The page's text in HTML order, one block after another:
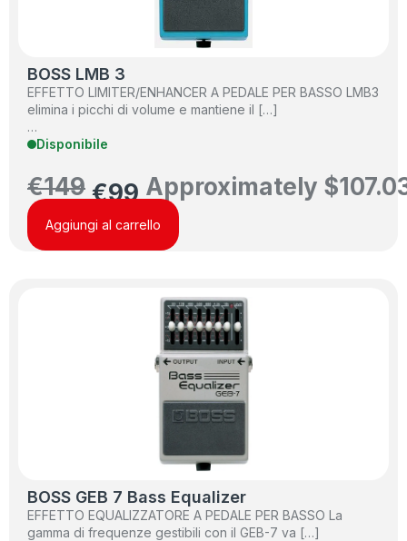
BOSS LMB 3
EFFETTO LIMITER/ENHANCER A PEDALE PER BASSO LMB3
elimina i picchi di volume e mantiene il […]
…
Disponibile
€149 €99 Approximately $
Aggiungi al carrello
BOSS GEB 7 Bass Equalizer
EFFETTO EQUALIZZATORE A PEDALE PER BASSO La
gamma di frequenze gestibili con il GEB-7 va […]